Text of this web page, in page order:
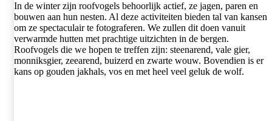
In de winter zijn roofvogels behoorlijk actief, ze jagen, paren en
bouwen aan hun nesten. Al deze activiteiten bieden tal van kansen
om ze spectaculair te fotograferen. We zullen dit doen vanuit
verwarmde hutten met prachtige uitzichten in de bergen.
Roofvogels die we hopen te treffen zijn: steenarend, vale gier,
monniksgier, zeearend, buizerd en zwarte wouw. Bovendien is er
kans op gouden jakhals, vos en met heel veel geluk de wolf.